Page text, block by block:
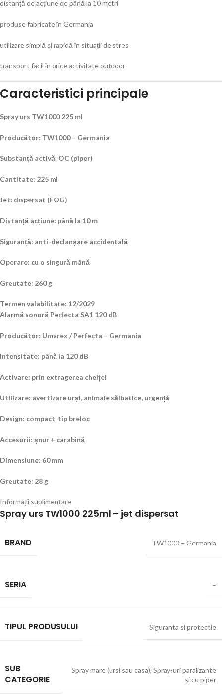
distanță de acțiune de până la 10 metri
produse fabricate în Germania
utilizare simplă și rapidă în situații de stres
transport facil în orice activitate outdoor
Caracteristici principale
Spray urs TW1000 225 ml
Producător: TW1000 – Germania
Substanță activă: OC (piper)
Cantitate: 225 ml
Jet: dispersat (FOG)
Distanță acțiune: până la 10 m
Siguranță: anti-declanșare accidentală
Operare: cu o singură mână
Greutate: 260 g
Termen valabilitate: 12/2029
Alarmă sonoră Perfecta SA1 120 dB
Producător: Umarex / Perfecta – Germania
Intensitate: până la 120 dB
Activare: prin extragerea cheiței
Utilizare: avertizare urși, animale sălbatice, urgență
Design: compact, tip breloc
Accesorii: șnur + carabină
Dimensiune: 60 mm
Greutate: 28 g
Informații suplimentare
Spray urs TW1000 225ml – jet dispersat
BRAND TW1000 – Germania
SERIA –
TIPUL PRODUSULUI Siguranta si protectie
SUB
CATEGORIE
Spray mare (ursi sau casa), Spray-uri paralizante
si cu piper